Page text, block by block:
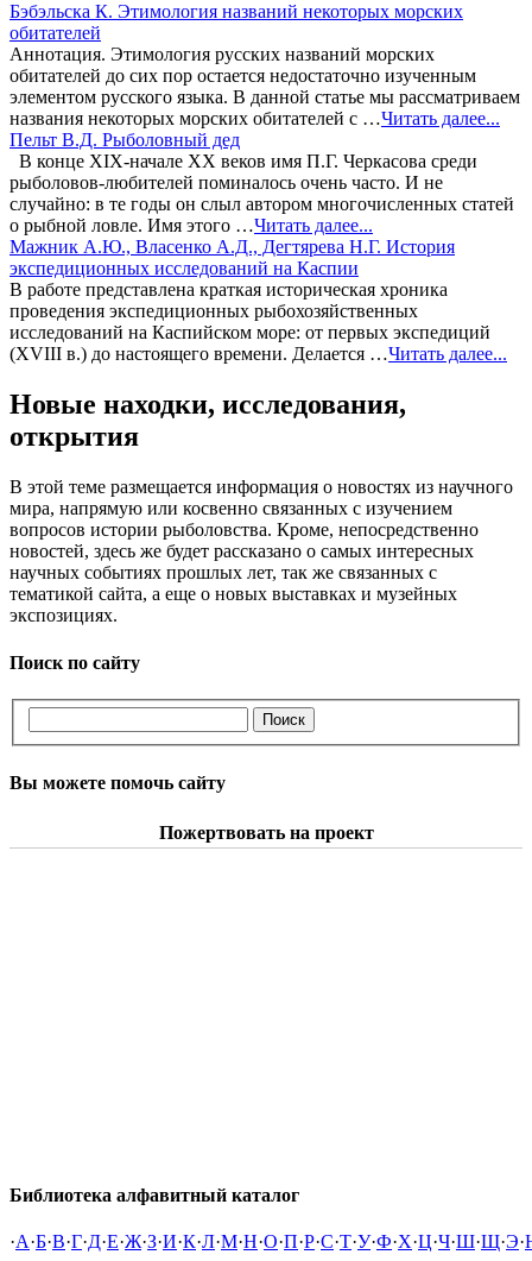
Бэбэльска К. Этимология названий некоторых морских
обитателей
Аннотация. Этимология русских названий морских
обитателей до сих пор остается недостаточно изученным
элементом русского языка. В данной статье мы рассматриваем
названия некоторых морских обитателей с …Читать далее...
Пельт В.Д. Рыболовный дед
В конце XIX-начале XX веков имя П.Г. Черкасова среди
рыболовов-любителей поминалось очень часто. И не
случайно: в те годы он слыл автором многочисленных статей
о рыбной ловле. Имя этого …Читать далее...
Мажник А.Ю., Власенко А.Д., Дегтярева Н.Г. История
экспедиционных исследований на Каспии
В работе представлена краткая историческая хроника
проведения экспедиционных рыбохозяйственных
исследований на Каспийском море: от первых экспедиций
(XVIII в.) до настоящего времени. Делается …Читать далее...
Новые находки, исследования,
открытия
В этой теме размещается информация о новостях из научного
мира, напрямую или косвенно связанных с изучением
вопросов истории рыболовства. Кроме, непосредственно
новостей, здесь же будет рассказано о самых интересных
научных событиях прошлых лет, так же связанных с
тематикой сайта, а еще о новых выставках и музейных
экспозициях.
Поиск по сайту
Вы можете помочь сайту
Пожертвовать на проект
Библиотека алфавитный каталог
·А·Б·В·Г·Д·Е·Ж·З·И·К·Л·М·Н·О·П·Р·С·Т·У·Ф·Х·Ц·Ч·Ш·Щ·Э·